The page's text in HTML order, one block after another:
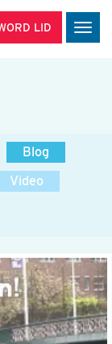
LID
Blog
Video